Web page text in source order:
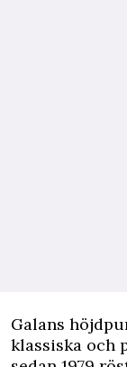
Galans
klassiska och